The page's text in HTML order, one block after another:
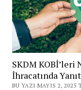
SKDM KOBİ’leri
İhracatında
BU YAZI MAYIS 2, 2025